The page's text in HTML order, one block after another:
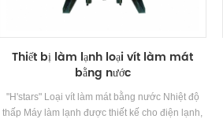
văn phòng và máy lạnh khác hệ thống.
Thiết bị làm lạnh loại vít làm mát
bằng nước
"H'stars" Loại vít làm mát bằng nước Nhiệt độ
thấp Máy làm lạnh được thiết kế cho điện lạnh,